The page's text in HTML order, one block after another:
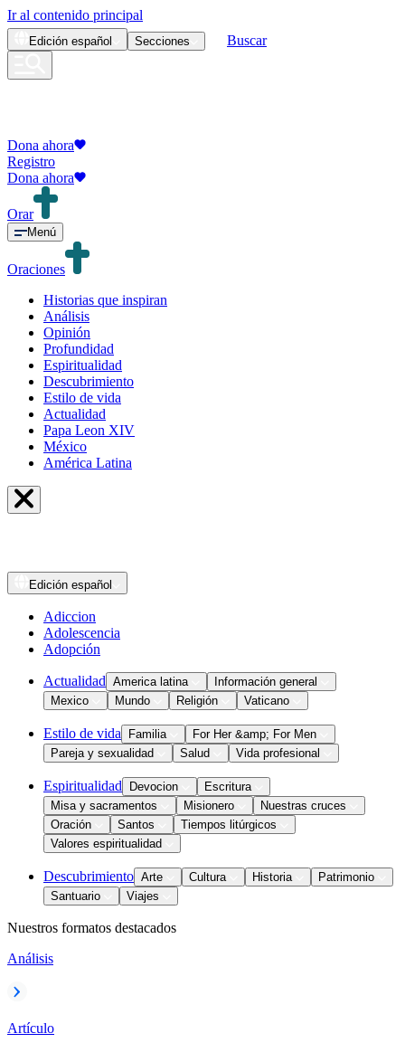
Ir al contenido principal
Edición español Secciones Buscar
Dona ahora
Registro
Dona ahora
Orar
Menú
Oraciones
Historias que inspiran
Análisis
Opinión
Profundidad
Espiritualidad
Descubrimiento
Estilo de vida
Actualidad
Papa Leon XIV
México
América Latina
Edición español
Adiccion
Adolescencia
Adopción
Actualidad America latina
Información general
Mexico
Mundo Religión Vaticano
Estilo de vida Familia
For Her &amp; For Men
Pareja y sexualidad
Salud Vida profesional
Espiritualidad Devocion
Escritura
Misa y sacramentos
Misionero
Nuestras cruces
Oración
Santos
Tiempos litúrgicos
Valores espiritualidad
Descubrimiento Arte Cultura Historia
Patrimonio
Santuario
Viajes
Nuestros formatos destacados
Análisis
Artículo